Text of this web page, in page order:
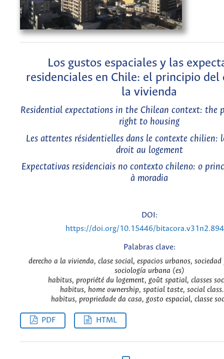
Los gustos espaciales y las
residenciales en Chile: el principio del
la vivienda
Residential expectations in the Chilean context: the
right to housing
Les attentes résidentielles dans le contexte chilien:
droit au logement
Expectativas residenciais no contexto chileno: o
à moradia
DOI:
https://doi.org/10.15446/
Palabras clave:
derecho a la vivienda, clase social, espacios urbanos,
sociología urbana (es)
habitus, propriété du logement, goût spatial, classes
habitus, home ownership, spatial taste, social
habitus, propriedade da casa, gosto espacial, classe
PDF HTML